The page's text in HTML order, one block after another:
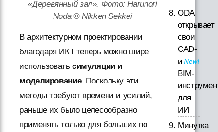
«Деревянный зал». Фото: Harunori
Noda © Nikken Sekkei
В архитектурном проектировании
благодаря ИКТ теперь можно шире
использоватьсимуляции и
моделирование. Поскольку эти
методы требуют времени и усилий,
раньше их было целесообразно
применять только для больших по
ODA
открывает
свои
CAD-
и
BIM-
для
ИИ
Минутка